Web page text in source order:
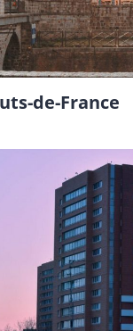
de-France